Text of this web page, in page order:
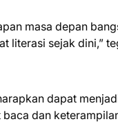
masa depan
literasi sejak dini,”
dapat
dan